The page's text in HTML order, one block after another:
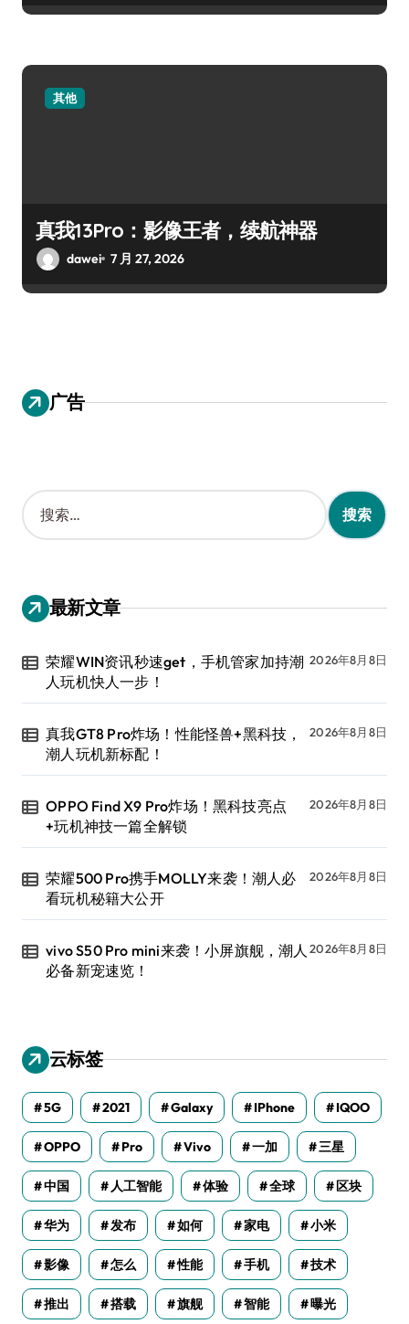
其他
真我13Pro：影像王者，续航神器
dawei 7 月 27, 2026
广告
搜
索
：
最新文章
荣耀WIN资讯秒速get，手机管家加持潮
人玩机快人一步！
2026年8月8日
真我GT8 Pro炸场！性能怪兽+黑科技，
潮人玩机新标配！
2026年8月8日
OPPO Find X9 Pro炸场！黑科技亮点
+玩机神技一篇全解锁
2026年8月8日
荣耀500 Pro携手MOLLY来袭！潮人必
看玩机秘籍大公开
2026年8月8日
vivo S50 Pro mini来袭！小屏旗舰，潮人
必备新宠速览！
2026年8月8日
云标签
5G 2021 Galaxy IPhone IQOO
OPPO Pro Vivo 一加 三星
中国 人工智能 体验 全球 区块
华为 发布 如何 家电 小米
影像 怎么 性能 手机 技术
推出 搭载 旗舰 智能 曝光